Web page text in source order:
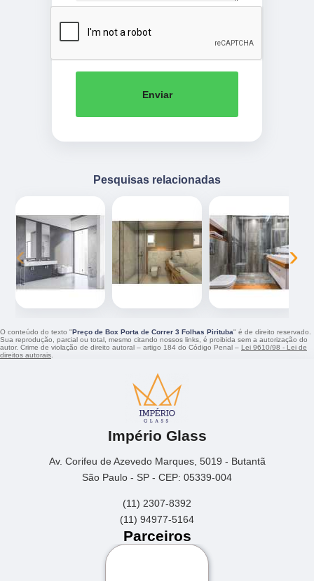
Enviar
Pesquisas relacionadas
‹ ›
O conteúdo do texto "Preço de Box Porta de Correr 3 Folhas Pirituba" é de direito reservado.
Sua reprodução, parcial ou total, mesmo citando nossos links, é proibida sem a autorização do
autor. Crime de violação de direito autoral – artigo 184 do Código Penal – Lei 9610/98 - Lei de
direitos autorais
Império Glass
Av. Corifeu de Azevedo Marques, 5019 - Butantã
São Paulo - SP - CEP: 05339-004
(11) 2307-8392
(11) 94977-5164
Parceiros